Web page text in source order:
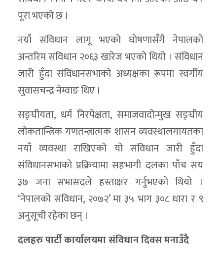
पूरा भएको छ ।
नयाँ संविधान लागू भएको घोषणासँगै नेपालको
अन्तरिम संविधान २०६३ खारेज भएको थियो । संविधान
जारी हुँदा संविधानसभाको अध्यक्षका रूपमा स्वर्गीय
सुवासचन्द्र नेम्वाङ थिए ।
सङ्घीयता, धर्म निरपेक्षता, समाजवादोन्मुख सङ्घीय
लोकतान्त्रिक गणतन्त्रात्मक शासन व्यवस्थालगायतका
नयाँ व्यवस्था राखिएको यो संविधान जारी हुँदा
संविधानसभाको प्रक्रियामा सहभागी दलका पाँच सय
३७ जना सभासदले हस्ताक्षर गर्नुभएको थियो ।
‘नेपालको संविधान, २०७२’ मा ३५ भाग ३०८ धारा र ९
अनुसूची रहेका छन् ।
दलहरु पार्टी कार्यालयमा संविधान दिवस मनाउँदै